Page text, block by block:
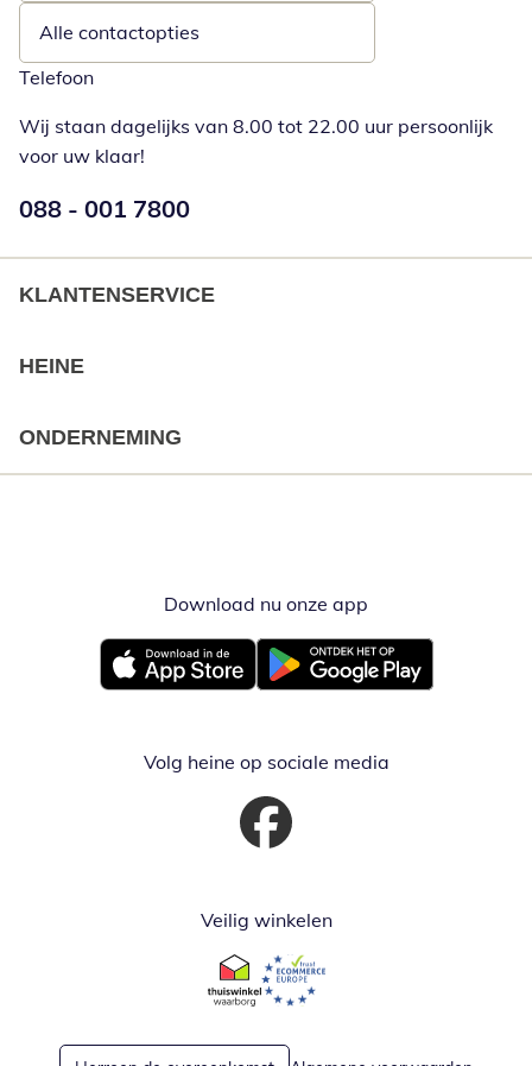
Alle contactopties
Telefoon
Wij staan dagelijks van 8.00 tot 22.00 uur persoonlijk
voor uw klaar!
Telefoonnummer:
088 - 001 7800
KLANTENSERVICE
HEINE
ONDERNEMING
Download nu onze app
Opent in nieuw vensterOpent in nieuw venster
Volg heine op sociale media
Opent in nieuw venster
Veilig winkelen
Opent in nieuw venster
Opent in nieuw venster